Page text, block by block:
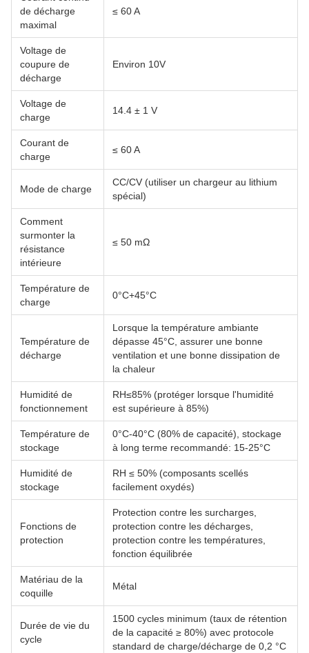
de décharge
maximal
≤ 60 A
Voltage de
coupure de
décharge
Environ 10V
Voltage de
charge
14.4 ± 1 V
Courant de
charge
≤ 60 A
Mode de charge
CC/CV (utiliser un chargeur au lithium
spécial)
Comment
surmonter la
résistance
intérieure
≤ 50 mΩ
Température de
charge
0°C+45°C
Température de
décharge
Lorsque la température ambiante
dépasse 45°C, assurer une bonne
ventilation et une bonne dissipation de
la chaleur
Humidité de
fonctionnement
RH≤85% (protéger lorsque l'humidité
est supérieure à 85%)
Température de
stockage
0°C-40°C (80% de capacité), stockage
à long terme recommandé: 15-25°C
Humidité de
stockage
RH ≤ 50% (composants scellés
facilement oxydés)
Fonctions de
protection
Protection contre les surcharges,
protection contre les décharges,
protection contre les températures,
fonction équilibrée
Matériau de la
coquille
Métal
Durée de vie du
cycle
1500 cycles minimum (taux de rétention
de la capacité ≥ 80%) avec protocole
standard de charge/décharge de 0,2 °C